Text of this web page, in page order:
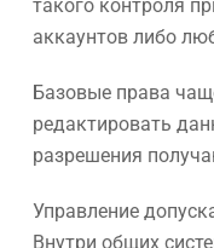
такого контроля
аккаунтов либо
Базовые права
редактировать
разрешения
Управление
Внутри общих